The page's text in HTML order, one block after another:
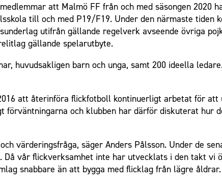
att Malmö FF från och med säsongen 2020
till och med P19/F19. Under den närmaste tiden
utifrån gällande regelverk avseende övriga
gällande spelarutbyte.
huvudsakligen barn och unga, samt 200 ideella
att återinföra flickfotboll kontinuerligt arbetat för
förväntningarna och klubben har därför diskuterat hur
värderingsfråga, säger Anders Pålsson. Under de
vår flickverksamhet inte har utvecklats i den takt vi
snabbare än att bygga med flicklag från lägre åldrar.